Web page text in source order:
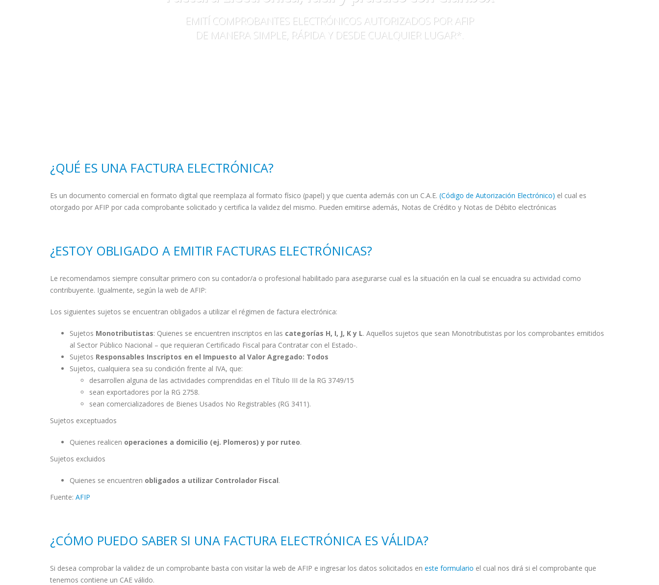
EMITÍ COMPROBANTES ELECTRÓNICOS AUTORIZADOS POR AFIP
DE MANERA SIMPLE, RÁPIDA Y DESDE CUALQUIER LUGAR*.
¿QUÉ ES UNA FACTURA ELECTRÓNICA?
Es un documento comercial en formato digital que reemplaza al formato físico (papel) y que cuenta además con un C.A.E. (Código de Autorización Electrónico) el cual es
otorgado por AFIP por cada comprobante solicitado y certifica la validez del mismo. Pueden emitirse además, Notas de Crédito y Notas de Débito electrónicas
¿ESTOY OBLIGADO A EMITIR FACTURAS ELECTRÓNICAS?
Le recomendamos siempre consultar primero con su contador/a o profesional habilitado para asegurarse cual es la situación en la cual se encuadra su actividad como
contribuyente. Igualmente, según la web de AFIP:
Los siguientes sujetos se encuentran obligados a utilizar el régimen de factura electrónica:
Sujetos Monotributistas: Quienes se encuentren inscriptos en las categorías H, I, J, K y L. Aquellos sujetos que sean Monotributistas por los comprobantes emitidos
al Sector Público Nacional – que requieran Certificado Fiscal para Contratar con el Estado-.
Sujetos Responsables Inscriptos en el Impuesto al Valor Agregado: Todos
Sujetos, cualquiera sea su condición frente al IVA, que:
desarrollen alguna de las actividades comprendidas en el Título III de la RG 3749/15
sean exportadores por la RG 2758.
sean comercializadores de Bienes Usados No Registrables (RG 3411).
Sujetos exceptuados
Quienes realicen operaciones a domicilio (ej. Plomeros) y por ruteo.
Sujetos excluidos
Quienes se encuentren obligados a utilizar Controlador Fiscal.
Fuente: AFIP
¿CÓMO PUEDO SABER SI UNA FACTURA ELECTRÓNICA ES VÁLIDA?
Si desea comprobar la validez de un comprobante basta con visitar la web de AFIP e ingresar los datos solicitados en este formulario el cual nos dirá si el comprobante que
tenemos contiene un CAE válido.